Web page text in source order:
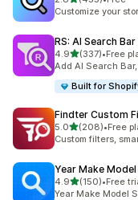
총 리뷰 455개
Customize your
RS: AI Search
4.9별 5개 중
(337)
총 리뷰 337개
•Free
Add AI Search
Built for
Findter Custom
5.0별 5개 중
(208)
총 리뷰 208개
•Free
Custom filters,
Year Make Model
4.9별 5개 중
(150)
총 리뷰 150개
•Free
Year Make Model